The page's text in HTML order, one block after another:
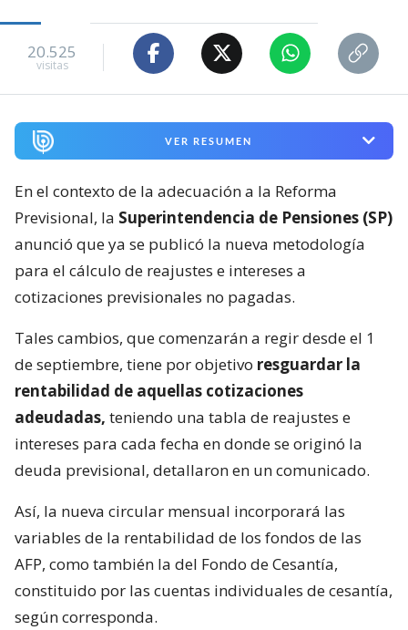
20.525
visitas
VER RESUMEN
En el contexto de la adecuación a la Reforma
Previsional, la Superintendencia de Pensiones (SP)
anunció que ya se publicó la nueva metodología
para el cálculo de reajustes e intereses a
cotizaciones previsionales no pagadas.
Tales cambios, que comenzarán a regir desde el 1
de septiembre, tiene por objetivo resguardar la
rentabilidad de aquellas cotizaciones
adeudadas, teniendo una tabla de reajustes e
intereses para cada fecha en donde se originó la
deuda previsional, detallaron en un comunicado.
Así, la nueva circular mensual incorporará las
variables de la rentabilidad de los fondos de las
AFP, como también la del Fondo de Cesantía,
constituido por las cuentas individuales de cesantía,
según corresponda.